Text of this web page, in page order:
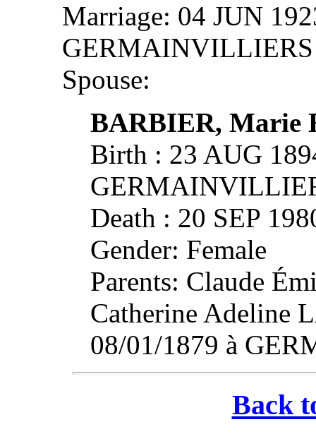
Marriage: 04 JUN
GERMAINVILLIERS
Spouse:
BARBIER, Marie
Birth : 23 AUG
Death : 20 SEP
Gender: Female
Parents: Claude
Catherine Adeline
08/01/1879 à
Back